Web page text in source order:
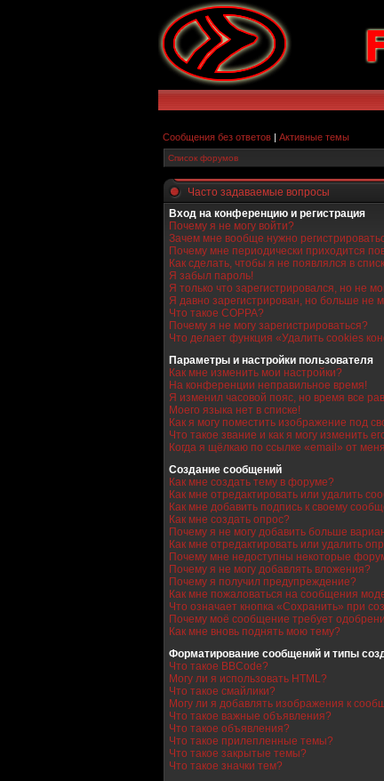
Сообщения без ответов | Активные темы
Список форумов
Часто задаваемые вопросы
Вход на конференцию и регистрация
Почему я не могу войти?
Зачем мне вообще нужно
Почему мне периодически приходится
Как сделать, чтобы я не появлялся в
Я забыл пароль!
Я только что зарегистрировался, но не
Я давно зарегистрирован, но больше не
Что такое COPPA?
Почему я не могу зарегистрироваться?
Что делает функция «Удалить cookies
Параметры и настройки пользователя
Как мне изменить мои настройки?
На конференции неправильное время!
Я изменил часовой пояс, но время все
Моего языка нет в списке!
Как я могу поместить изображение под
Что такое звание и как я могу изменить
Когда я щёлкаю по ссылке «email» от
Создание сообщений
Как мне создать тему в форуме?
Как мне отредактировать или удалить
Как мне добавить подпись к своему
Как мне создать опрос?
Почему я не могу добавить больше
Как мне отредактировать или удалить
Почему мне недоступны некоторые
Почему я не могу добавлять вложения?
Почему я получил предупреждение?
Как мне пожаловаться на сообщения
Что означает кнопка «Сохранить» при
Почему моё сообщение требует
Как мне вновь поднять мою тему?
Форматирование сообщений и типы
Что такое BBCode?
Могу ли я использовать HTML?
Что такое смайлики?
Могу ли я добавлять изображения к
Что такое важные объявления?
Что такое объявления?
Что такое прилепленные темы?
Что такое закрытые темы?
Что такое значки тем?